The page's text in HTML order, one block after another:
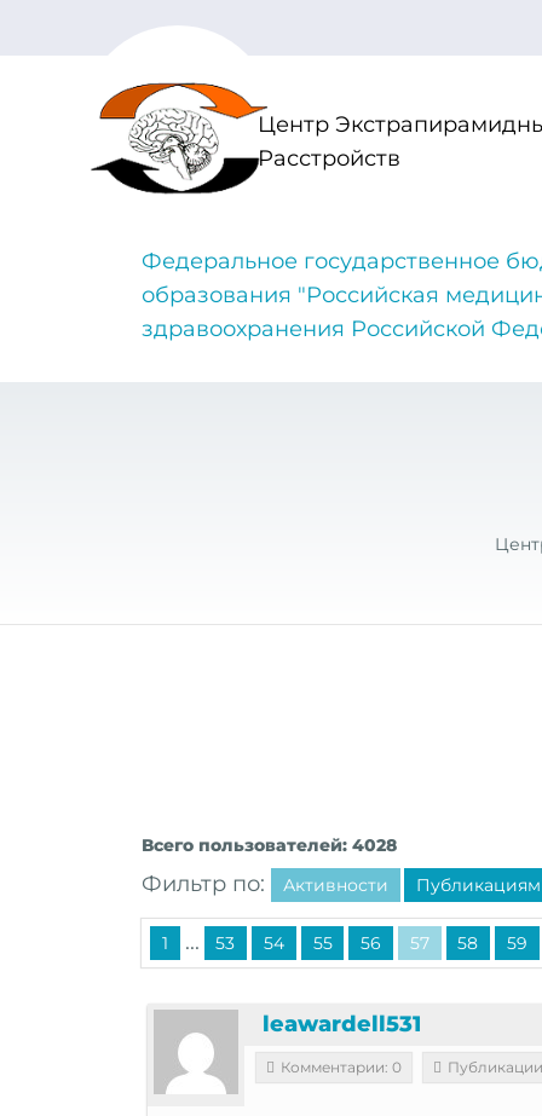
Центр
Расстройств
Федеральное государственное
образования "Российская
здравоохранения Российской
Всего пользователей: 4028
Фильтр по: Активности Публикациям
1 ... 53 54 55 56 57 58 59
leawardell531
Комментарии: 0